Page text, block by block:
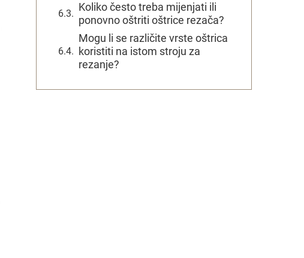
Koliko često treba mijenjati ili
ponovno oštriti oštrice rezača?
Mogu li se različite vrste oštrica
koristiti na istom stroju za
rezanje?